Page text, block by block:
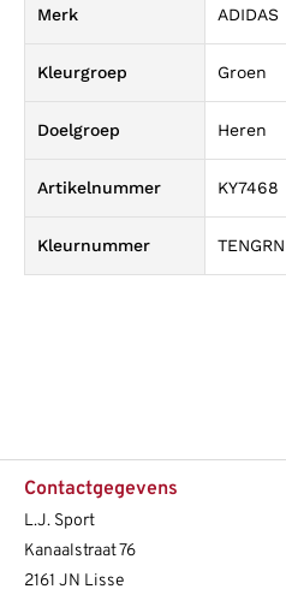
Merk ADIDAS
Kleurgroep Groen
Doelgroep Heren
Artikelnummer KY7468
Kleurnummer TENGRN
Contactgegevens
L.J. Sport
Kanaalstraat 76
2161 JN Lisse